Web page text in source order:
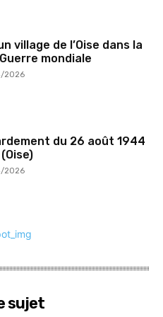
village de l’Oise dans la
mondiale
2026
du 26 août 1944
2026
sujet